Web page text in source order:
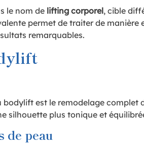
le nom de lifting corporel, cible
permet de traiter de
remarquables.
bodylift est le remodelage
silhouette plus tonique et
de peau